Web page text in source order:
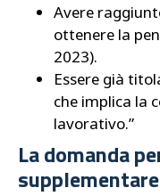
Avere
ottenere la
2023).
Essere già
che implica la
lavorativo.”
La domanda
supplementare